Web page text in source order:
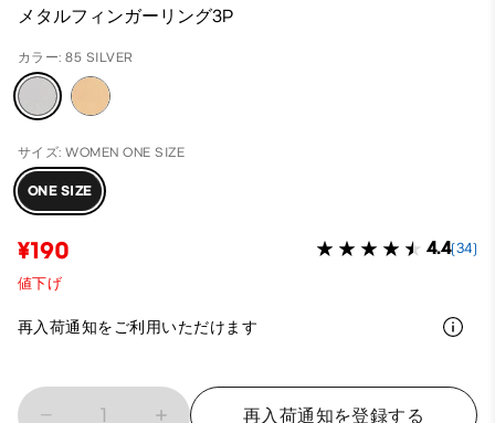
メタルフィンガーリング3P
カラー: 85 SILVER
サイズ: WOMEN ONE SIZE
ONE SIZE
¥190 4.4(34)
値下げ
再入荷通知をご利用いただけます
1 再入荷通知を登録する